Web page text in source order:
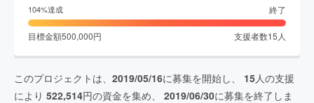
104%達成 終了
目標金額500,000円 支援者数15 人
このプロジェクトは、 2019/05/16に募集を開始し、 15人の支援
により 522,514円の資金を集め、 2019/06/30に募集を終了しま